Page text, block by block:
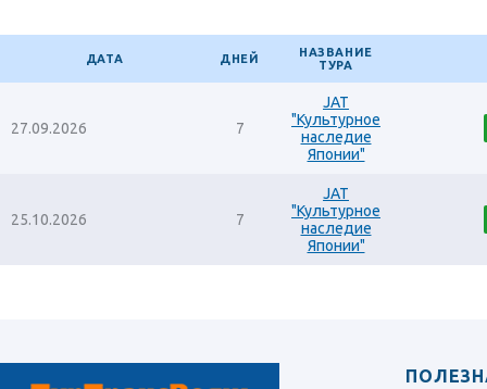
ДАТА ДНЕЙ
НАЗВАНИЕ
ТУРА
27.09.2026 7
JAT
"Культурное
наследие
Японии"
25.10.2026 7
JAT
"Культурное
наследие
Японии"